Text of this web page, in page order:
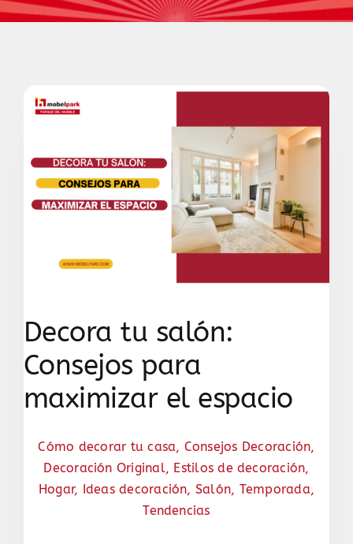
Decora tu salón:
Consejos para
maximizar el espacio
Cómo decorar tu casa, Consejos Decoración,
Decoración Original, Estilos de decoración,
Hogar, Ideas decoración, Salón, Temporada,
Tendencias